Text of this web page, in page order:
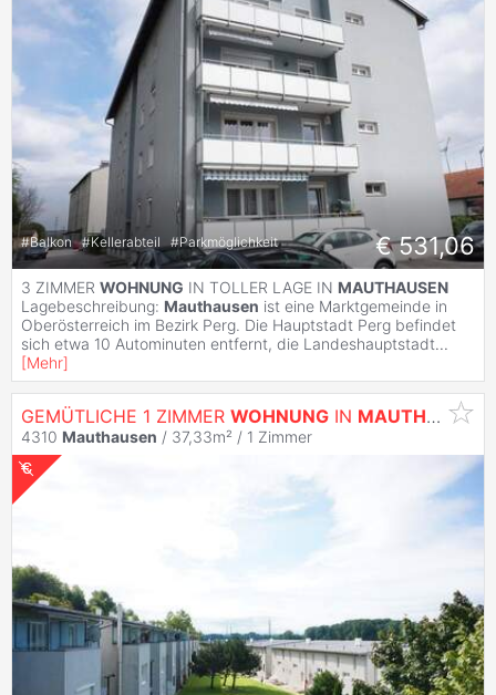
#Balkon #Kellerabteil #Parkmöglichkeit € 531,06
3 ZIMMER WOHNUNG IN TOLLER LAGE IN MAUTHAUSEN
Lagebeschreibung: Mauthausen ist eine Marktgemeinde in
Oberösterreich im Bezirk Perg. Die Hauptstadt Perg befindet
sich etwa 10 Autominuten entfernt, die Landeshauptstadt...
[Mehr]
GEMÜTLICHE 1 ZIMMER WOHNUNG IN MAUTHAUSEN
4310 Mauthausen / 37,33m² / 1 Zimmer